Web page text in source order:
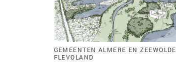
GEMEENTEN ALMERE EN ZEEWOLDE,
FLEVOLAND